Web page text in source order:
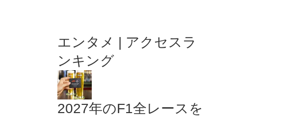
エンタメ | アクセスラ
ンキング
2027年のF1全レースを